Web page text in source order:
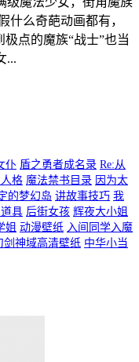
什么奇葩动画都有，
点的魔族“战士”也当
...
仆 盾之勇者成名录 Re:从
格 魔法禁书目录 因为太
的梦幻岛 讲故事技巧 我
具 后街女孩 辉夜大小姐
姐 动漫壁纸 入间同学入魔
剑神域高清壁纸 中华小当